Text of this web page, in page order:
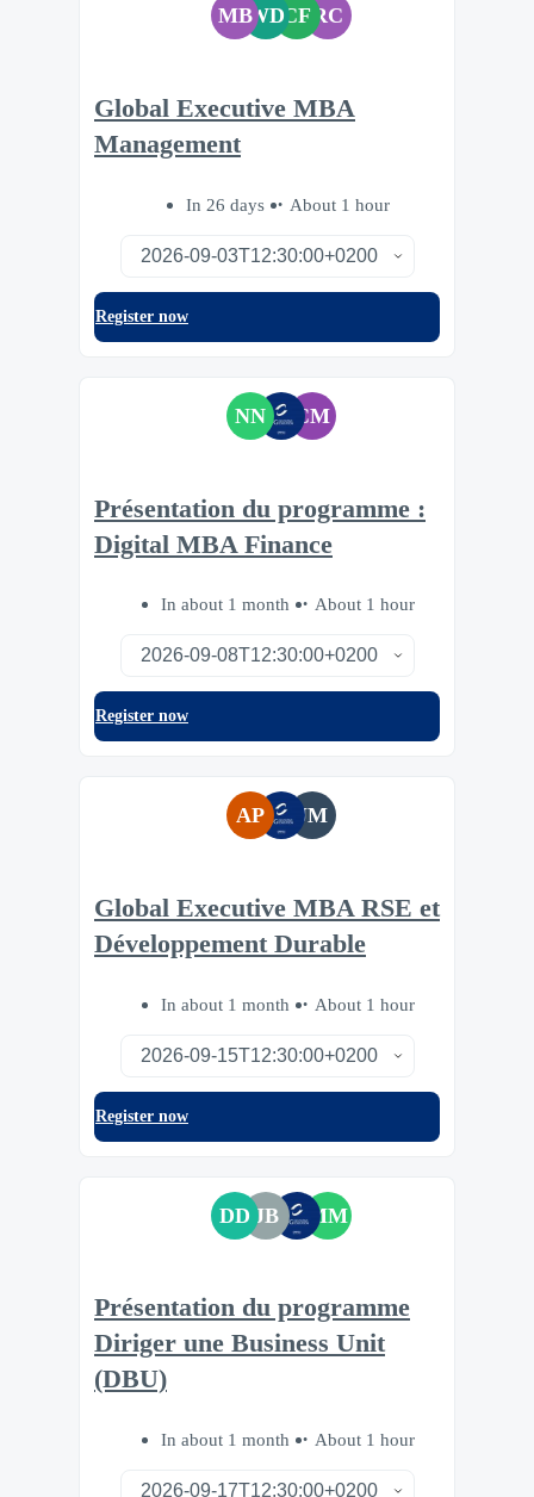
MBWDCF RC
Global Executive MBA
Management
In 26 days About 1 hour
Register now
NN CM
Présentation du programme :
Digital MBA Finance
In about 1 month About 1 hour
Register now
AP JM
Global Executive MBA RSE et
Développement Durable
In about 1 month About 1 hour
Register now
DD JB MM
Présentation du programme
Diriger une Business Unit
(DBU)
In about 1 month About 1 hour